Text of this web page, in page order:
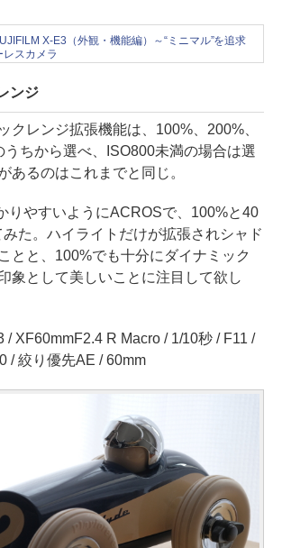
X-E3（外観・機能編）～“ミニマル”を追求
レスカメラ
ンジ
クレンジ拡張機能は、100%、200%、
うちから選べ、ISO800未満の場合は選
あるのはこれまでと同じ。
りやすいようにACROSで、100%と40
た。ハイライトだけが拡張されシャド
とと、100%でも十分にダイナミック
象として美しいことに注目して欲し
XF60mmF2.4 R Macro / 1/10秒 / F11 /
/ 絞り優先AE / 60mm